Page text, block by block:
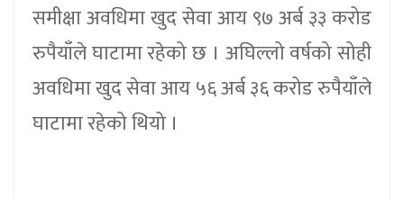
समीक्षा अवधिमा खुद सेवा आय ९७ अर्ब ३३ करोड
रुपैयाँले घाटामा रहेको छ । अघिल्लो वर्षको सोही
अवधिमा खुद सेवा आय ५६ अर्ब ३६ करोड रुपैयाँले
घाटामा रहेको थियो ।